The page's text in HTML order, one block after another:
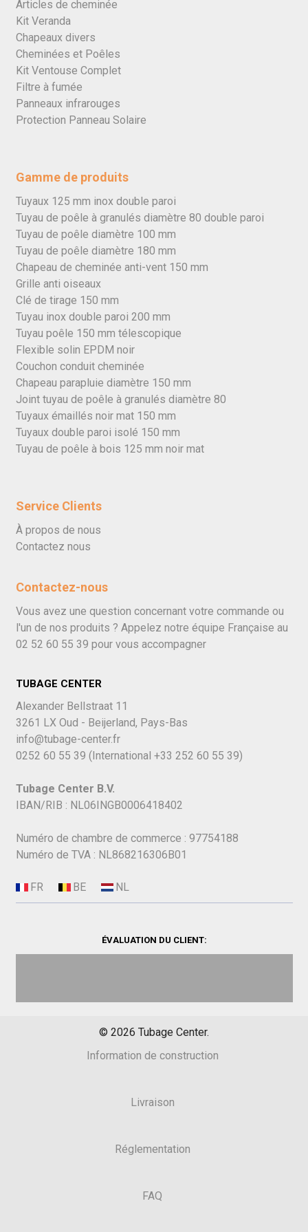
Articles de cheminée
Kit Veranda
Chapeaux divers
Cheminées et Poêles
Kit Ventouse Complet
Filtre à fumée
Panneaux infrarouges
Protection Panneau Solaire
Gamme de produits
Tuyaux 125 mm inox double paroi
Tuyau de poêle à granulés diamètre 80 double paroi
Tuyau de poêle diamètre 100 mm
Tuyau de poêle diamètre 180 mm
Chapeau de cheminée anti-vent 150 mm
Grille anti oiseaux
Clé de tirage 150 mm
Tuyau inox double paroi 200 mm
Tuyau poêle 150 mm télescopique
Flexible solin EPDM noir
Couchon conduit cheminée
Chapeau parapluie diamètre 150 mm
Joint tuyau de poêle à granulés diamètre 80
Tuyaux émaillés noir mat 150 mm
Tuyaux double paroi isolé 150 mm
Tuyau de poêle à bois 125 mm noir mat
Service Clients
À propos de nous
Contactez nous
Contactez-nous
Vous avez une question concernant votre commande ou
l'un de nos produits ? Appelez notre équipe Française au
02 52 60 55 39 pour vous accompagner
TUBAGE CENTER
Alexander Bellstraat 11
3261 LX Oud - Beijerland, Pays-Bas
info@tubage-center.fr
0252 60 55 39 (International +33 252 60 55 39)
Tubage Center B.V.
IBAN/RIB : NL06INGB0006418402
Numéro de chambre de commerce : 97754188
Numéro de TVA : NL868216306B01
ÉVALUATION DU CLIENT:
© 2026 Tubage Center.
Information de construction
Livraison
Réglementation
FAQ